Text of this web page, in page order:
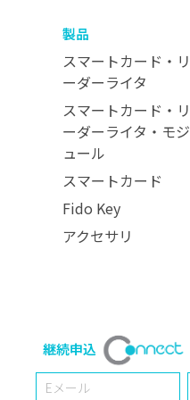
製品
スマートカード・リ
ーダーライタ
スマートカード・リ
ーダーライタ・モジ
ュール
スマートカード
Fido Key
アクセサリ
継続申込
Email